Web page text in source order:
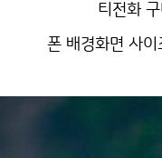
티전화
폰 배경화면 사